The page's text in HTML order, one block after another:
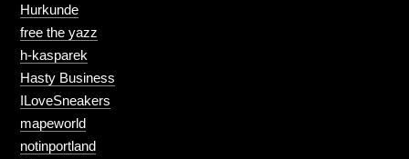
Hurkunde
free the yazz
h-kasparek
Hasty Business
ILoveSneakers
mapeworld
notinportland